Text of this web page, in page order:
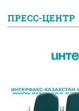
ПРЕСС-ЦЕНТР